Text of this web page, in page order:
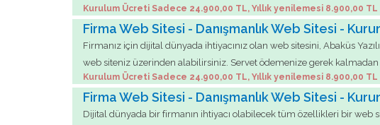
Kurulum Ücreti Sadece 24.900,00 TL, Yıllık yenilemesi 8.900,00 TL
Firma Web Sitesi - Danışmanlık Web Sitesi -
Firmanız için dijital dünyada ihtiyacınız olan web sitesini, Abaküs
web siteniz üzerinden alabilirsiniz. Servet ödemenize gerek
Kurulum Ücreti Sadece 24.900,00 TL, Yıllık yenilemesi 8.900,00 TL
Firma Web Sitesi - Danışmanlık Web Sitesi -
Dijital dünyada bir firmanın ihtiyacı olabilecek tüm özellikleri bir web